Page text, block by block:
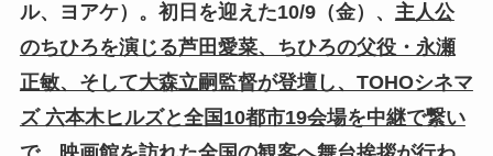
ル、ヨアケ）。初日を迎えた10/9（金）、 主人公
のちひろを演じる芦田愛菜、ちひろの父役・永瀬
正敏、そして大森立嗣監督が登壇し、TOHOシネマ
ズ 六本木ヒルズと全国10都市19会場を中継で繋い